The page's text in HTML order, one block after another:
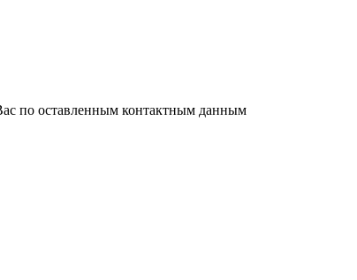
по оставленным контактным данным